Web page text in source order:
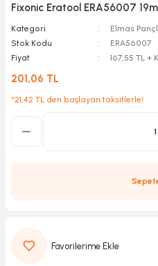
Fixonic Eratool ERA56007
Kategori
Elmas
Stok Kodu
ERA56007
Fiyat
167,55 TL +
201,06 TL
*21,42 TL den başlayan taksitlerle!